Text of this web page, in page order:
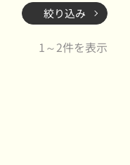
絞り込み
1～2件を表示